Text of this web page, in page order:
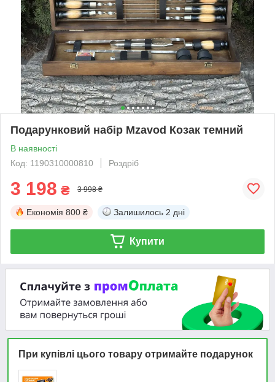
Подарунковий набір Mzavod Козак темний
В наявності
Код: 1190310000810
Роздріб
3 198 ₴ 3 998 ₴
Економія 800 ₴ Залишилось 2 дні
Купити
При купівлі цього товару отримайте подарунок